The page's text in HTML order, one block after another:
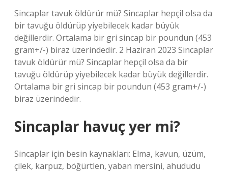
Sincaplar tavuk öldürür mü? Sincaplar hepçil olsa da
bir tavuğu öldürüp yiyebilecek kadar büyük
değillerdir. Ortalama bir gri sincap bir poundun (453
gram+/-) biraz üzerindedir. 2 Haziran 2023 Sincaplar
tavuk öldürür mü? Sincaplar hepçil olsa da bir
tavuğu öldürüp yiyebilecek kadar büyük değillerdir.
Ortalama bir gri sincap bir poundun (453 gram+/-)
biraz üzerindedir.
Sincaplar havuç yer mi?
Sincaplar için besin kaynakları: Elma, kavun, üzüm,
çilek, karpuz, böğürtlen, yaban mersini, ahududu